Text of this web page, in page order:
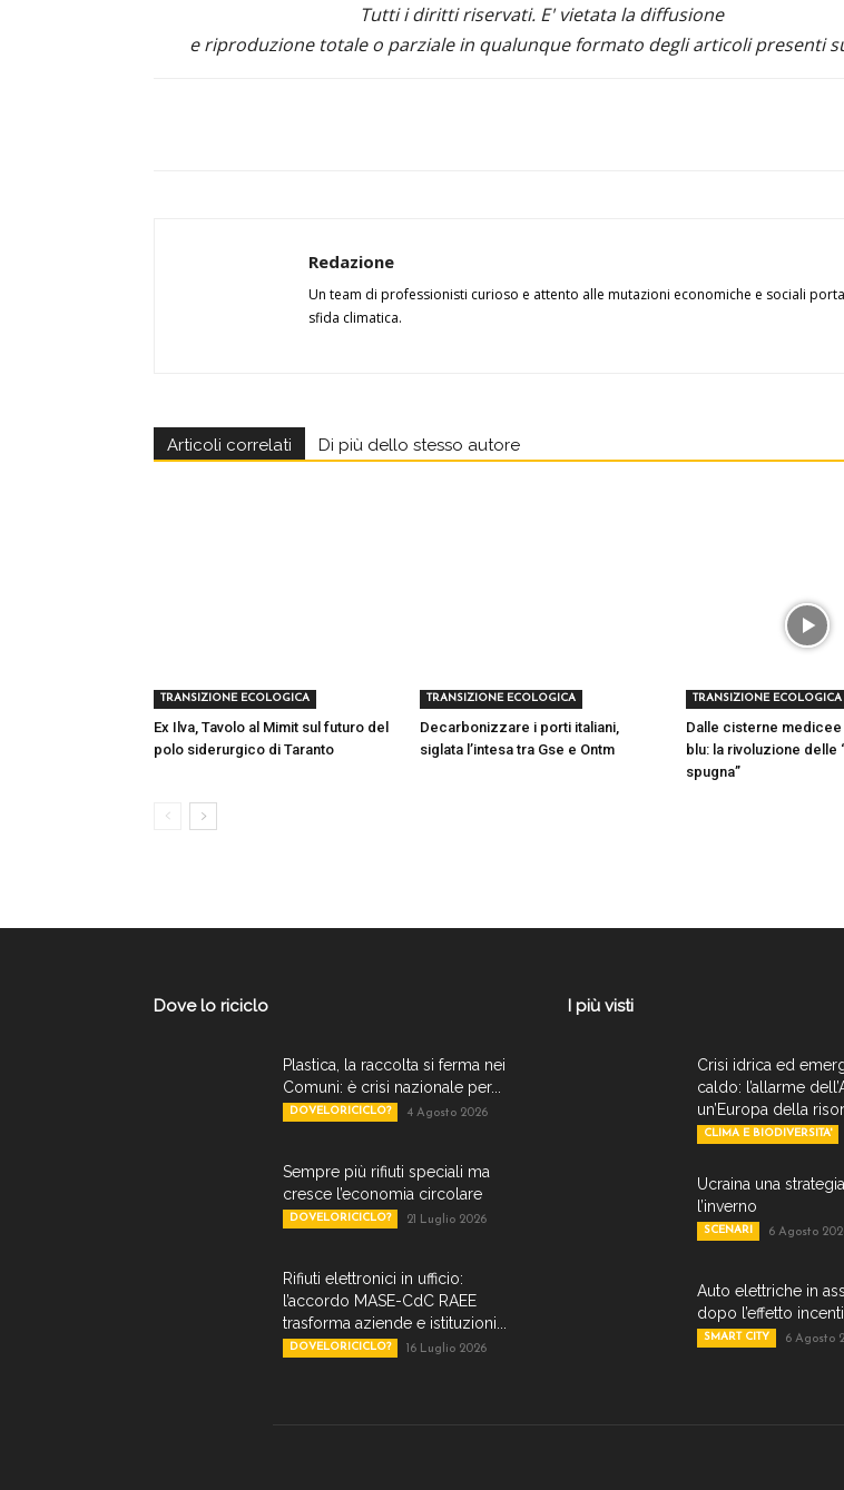
Tutti i diritti riservati. E' vietata la diffusione
e riproduzione totale o parziale in qualunque formato degli articoli presenti
Redazione
Un team di professionisti curioso e attento alle mutazioni economiche e sociali
sfida climatica.
Articoli correlati Di più dello stesso autore
TRANSIZIONE ECOLOGICA
Ex Ilva, Tavolo al Mimit sul futuro del
polo siderurgico di Taranto
TRANSIZIONE ECOLOGICA
Decarbonizzare i porti italiani,
siglata l’intesa tra Gse e Ontm
TRANSIZIONE ECOLOGICA
Dalle cisterne medicee
blu: la rivoluzione delle
spugna”
Dove lo riciclo
Plastica, la raccolta si ferma nei
Comuni: è crisi nazionale per...
DOVELORICICLO? 4 Agosto 2026
Sempre più rifiuti speciali ma
cresce l’economia circolare
DOVELORICICLO? 21 Luglio 2026
Rifiuti elettronici in ufficio:
l’accordo MASE-CdC RAEE
trasforma aziende e istituzioni...
DOVELORICICLO? 16 Luglio 2026
I più visti
Crisi idrica ed
caldo: l’allarme
un’Europa della
CLIMA E BIODIVERSITA'
Ucraina una
l’inverno
SCENARI 6 Agosto
Auto elettriche in
dopo l’effetto
SMART CITY 6 Agosto